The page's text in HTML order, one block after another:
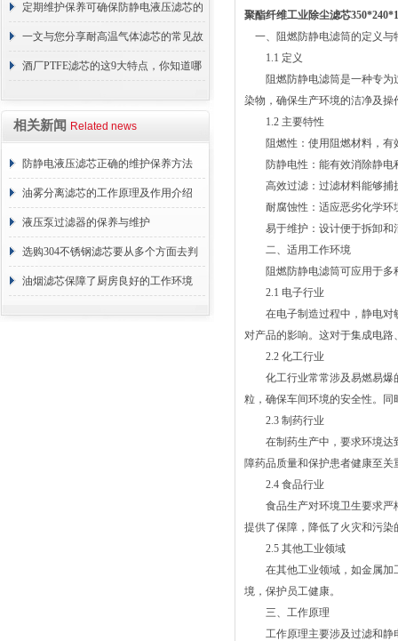
定期维护保养可确保防静电液压滤芯的
正常工作
一文与您分享耐高温气体滤芯的常见故
障相应解决方法
酒厂PTFE滤芯的这9大特点，你知道哪
相关新闻 Related news
防静电液压滤芯正确的维护保养方法
油雾分离滤芯的工作原理及作用介绍
液压泵过滤器的保养与维护
选购304不锈钢滤芯要从多个方面去判
断
油烟滤芯保障了厨房良好的工作环境
聚酯纤维工业除尘滤芯
一、阻燃防静电滤筒的定义与
1.1 定义
阻燃防静电滤筒是一种专为过
染物，确保生产环境的洁净及操
1.2 主要特性
阻燃性：使用阻燃材料，有
防静电性：能有效消除静电
高效过滤：过滤材料能够捕
耐腐蚀性：适应恶劣化学环
易于维护：设计便于拆卸和
二、适用工作环境
阻燃防静电滤筒可应用于多
2.1 电子行业
在电子制造过程中，静电对敏
对产品的影响。这对于集成电
2.2 化工行业
化工行业常常涉及易燃易爆的
粒，确保车间环境的安全性。
2.3 制药行业
在制药生产中，要求环境达到
障药品质量和保护患者健康至关
2.4 食品行业
食品生产对环境卫生要求严格
提供了保障，降低了火灾和污染
2.5 其他工业领域
在其他工业领域，如金属加工
境，保护员工健康。
三、工作原理
工作原理主要涉及过滤和静